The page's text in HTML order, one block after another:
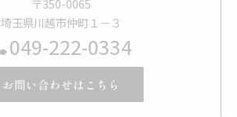
〒350-0065
埼玉県川越市仲町１－３
049-222-0334
お問い合わせはこちら